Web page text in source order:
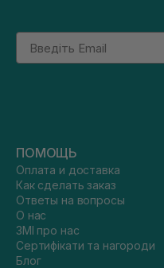
Email
ПОМОЩЬ
Оплата и доставка
Как сделать заказ
Ответы на вопросы
О нас
ЗМІ про нас
Сертифікати та нагороди
Блог